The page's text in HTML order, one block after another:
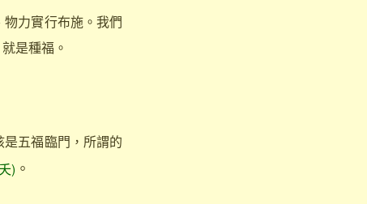
力實行布施。我們
是種福。
五福臨門，所謂的
) 。